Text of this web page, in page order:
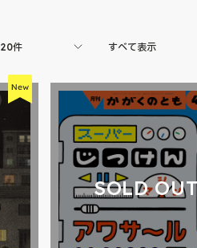
20件 すべて表示
SOLD